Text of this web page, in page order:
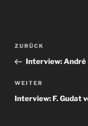
Vorheriger
Beitrag
ZURÜCK
Interview: André
Nächster
Beitrag
WEITER
Interview: F. Gudat